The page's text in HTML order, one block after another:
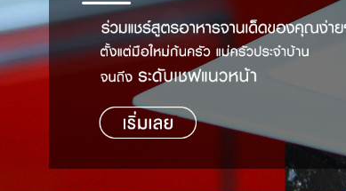
เคล็ดลับน่ารู้
เปรียบเทียบหน่วยการตวง
เปรียบเทียบอุณหภูมิ
เปรียบเทียบน้ำหนักวัตถุดิบ
ชั่งตวงเนย
FoodPedia
สร้าง Cookbook